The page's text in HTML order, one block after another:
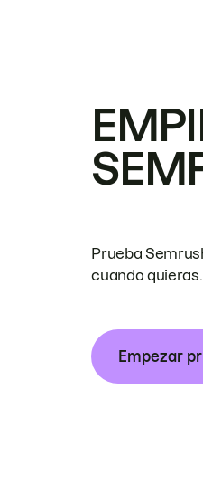
Prueba
cuando quieras.
Empezar